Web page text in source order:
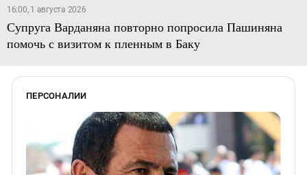
16:00, 1 августа 2026
Супруга Варданяна повторно попросила Пашиняна
помочь с визитом к пленным в Баку
ПЕРСОНАЛИИ